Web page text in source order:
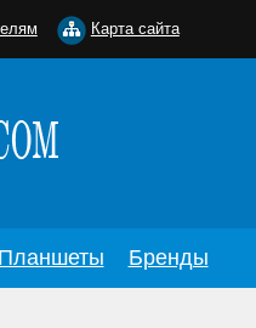
Планшеты Бренды
Карта сайта